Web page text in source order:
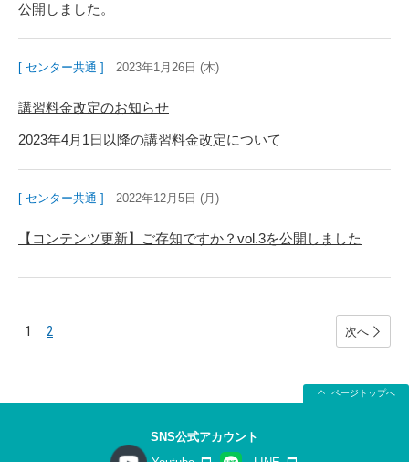
公開しました。
[ センター共通 ] 2023年1月26日 (木)
講習料金改定のお知らせ
2023年4月1日以降の講習料金改定について
[ センター共通 ] 2022年12月5日 (月)
【コンテンツ更新】ご存知ですか？vol.3を公開しました
1 2 次へ
ページトップへ
SNS公式アカウント